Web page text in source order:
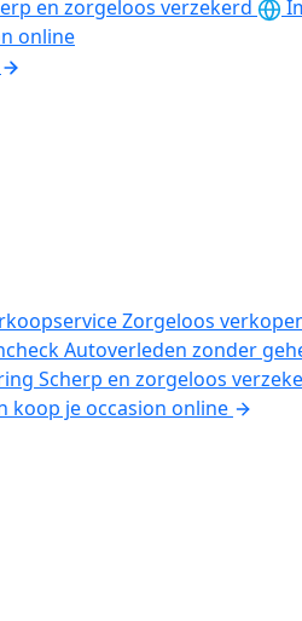
en zorgeloos verzekerd
online
Zorgeloos
Autoverleden zonder
Scherp en zorgeloos
koop je occasion online